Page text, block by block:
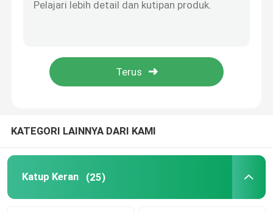
Rumah
Produk
KATEGORI LAINNYA DARI KAMI
Katup Keran (25)